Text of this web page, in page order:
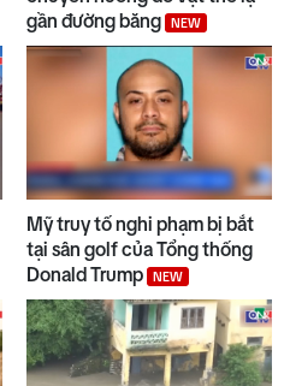
gần đường băng
NEW
Mỹ truy tố nghi phạm bị bắt
tại sân golf của Tổng thống
Donald Trump
NEW